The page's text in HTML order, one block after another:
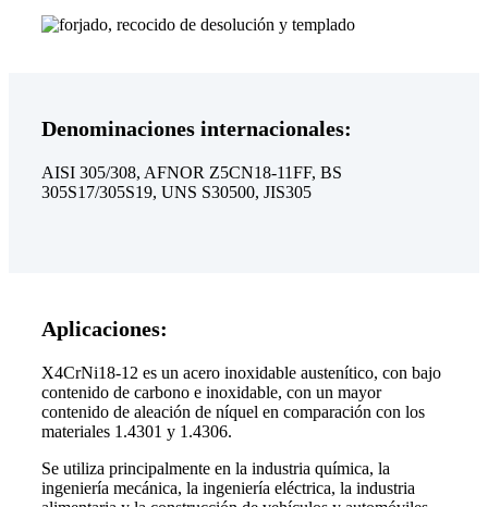
Denominaciones internacionales:
AISI 305/308, AFNOR Z5CN18-11FF, BS
305S17/305S19, UNS S30500, JIS305
Aplicaciones:
X4CrNi18-12 es un acero inoxidable austenítico, con bajo
contenido de carbono e inoxidable, con un mayor
contenido de aleación de níquel en comparación con los
materiales 1.4301 y 1.4306.
Se utiliza principalmente en la industria química, la
ingeniería mecánica, la ingeniería eléctrica, la industria